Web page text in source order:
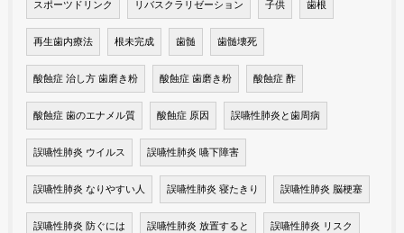
スポーツドリンク リバスクラリゼーション 子供 歯根
再生歯内療法 根未完成 歯髄 歯髄壊死
酸蝕症 治し方 歯磨き粉 酸蝕症 歯磨き粉 酸蝕症 酢
酸蝕症 歯のエナメル質 酸蝕症 原因 誤嚥性肺炎と歯周病
誤嚥性肺炎 ウイルス 誤嚥性肺炎 嚥下障害
誤嚥性肺炎 なりやすい人 誤嚥性肺炎 寝たきり 誤嚥性肺炎 脳梗塞
誤嚥性肺炎 防ぐには 誤嚥性肺炎 放置すると 誤嚥性肺炎 リスク